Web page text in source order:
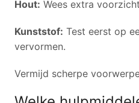
Hout: Wees extra
Kunststof: Test eerst op
vervormen.
Vermijd scherpe